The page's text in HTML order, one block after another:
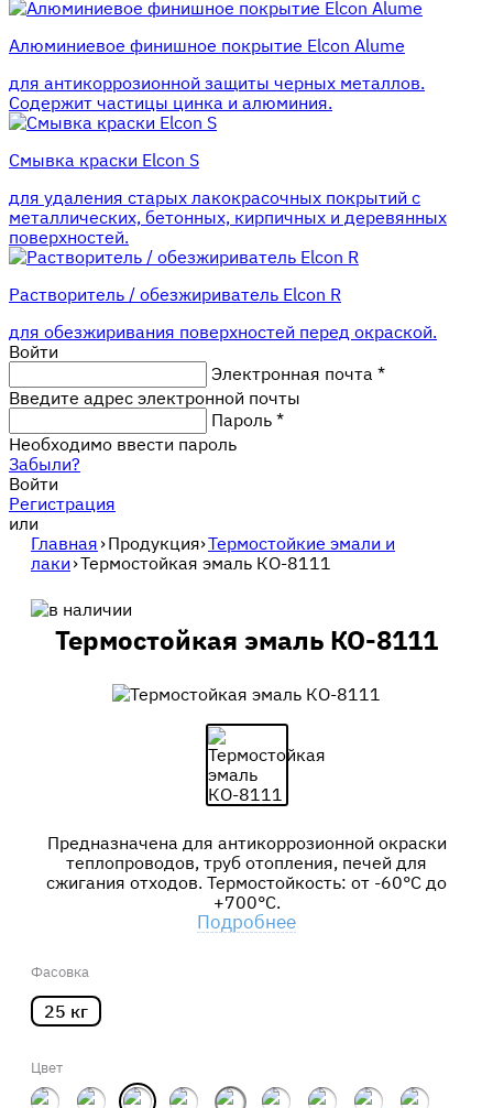
Алюминиевое финишное покрытие Elcon Alume
для антикоррозионной защиты черных металлов.
Содержит частицы цинка и алюминия.
Смывка краски Elcon S
для удаления старых лакокрасочных покрытий с
металлических, бетонных, кирпичных и деревянных
поверхностей.
Растворитель / обезжириватель Elcon R
для обезжиривания поверхностей перед окраской.
Войти
Электронная почта *
Введите адрес электронной почты
Пароль *
Необходимо ввести пароль
Забыли?
Войти
Регистрация
или
Главная ›Продукция›Термостойкие эмали и
лаки ›Термостойкая эмаль КО-8111
Термостойкая эмаль КО-8111
Предназначена для антикоррозионной окраски
теплопроводов, труб отопления, печей для
сжигания отходов. Термостойкость: от -60°С до
+700°С.
Подробнее
Фасовка
25 кг
Цвет